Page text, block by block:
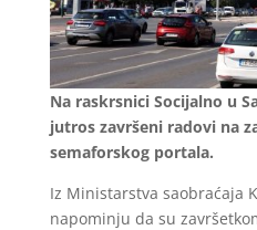
Na raskrsnici Socijalno u
jutros završeni radovi na
semaforskog portala.
Iz Ministarstva saobraćaja
napominju da su